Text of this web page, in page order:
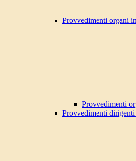
Provvedimenti organi
Provvedimenti
Provvedimenti